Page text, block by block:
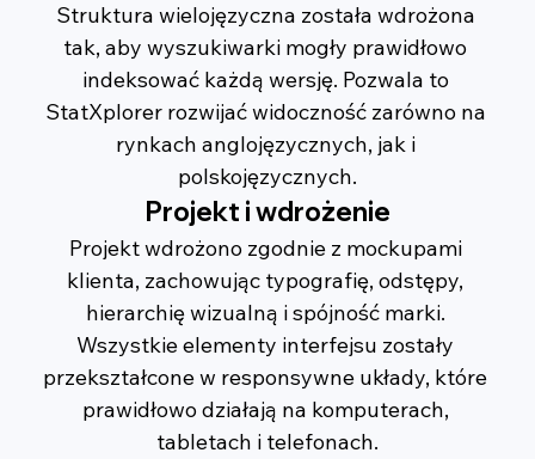
Struktura wielojęzyczna została wdrożona
tak, aby wyszukiwarki mogły prawidłowo
indeksować każdą wersję. Pozwala to
StatXplorer rozwijać widoczność zarówno na
rynkach anglojęzycznych, jak i
polskojęzycznych.
Projekt i wdrożenie
Projekt wdrożono zgodnie z mockupami
klienta, zachowując typografię, odstępy,
hierarchię wizualną i spójność marki.
Wszystkie elementy interfejsu zostały
przekształcone w responsywne układy, które
prawidłowo działają na komputerach,
tabletach i telefonach.